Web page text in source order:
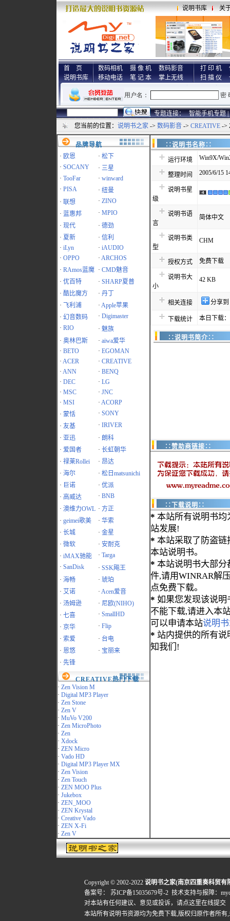
说明书库 关
首 页
说明书库
数码相机 摄 像 机
数码影音
移动电话
笔 记 本 掌上无线
打 印 机
扫 描 仪
专题连接： 智能手机专题 |
您当前的位置： 说明书之家 -> 数码影音 -> CREATIVE ->
品牌导航
· 欧恩 · 松下
· SOCANY · 三星
· TooFar · winward
· PISA · 纽曼
· 联想 · ZINO
· 蓝惠邦 · MPIO
· 现代 · 德劲
· 夏新 · 信利
· iLyn · iAUDIO
· OPPO · ARCHOS
· RAmos蓝魔 · CMD魅音
· 优百特 · SHARP夏普
· 酷比魔方 · 丹丁
·
飞利浦 · Apple苹果
· 幻音数码 · Digimaster
· RIO · 魅族
· 奥林巴斯 · aiwa爱华
· BETO · EGOMAN
· ACER · CREATIVE
· ANN · BENQ
· DEC · LG
· MSC · JNC
· MSI · ACORP
· 蒙恬 · SONY
· 友基 · IRIVER
· 亚迅 · 朗科
· 爱国者 · 长虹朝华
· 禄莱Rollei · 昂达
· 海尔 · 松日matsunichi
· 巨诺 · 优派
· 高威达 · BNB
· 澳维力OWL · 方正
· geimei歌美 · 华索
· 长城 · 金星
· 微软 · 安耐克
· iMAX驰能 · Targa
· SanDisk · SSK飚王
· 海畅 · 琥珀
· 艾诺 · Acen爱音
· 汤姆逊 · 尼欧(NIHO)
· 七喜 · SmallHD
· 京华 · Flip
· 索爱 · 台电
· 恩悠 · 宝丽来
· 先锋
CREATIVE热门下载
· Zen Vision M
· Digital MP3 Player
· Zen Stone
· Zen V
· MuVo V200
· Zen MicroPhoto
· Zen
· Xdock
· ZEN Micro
· Vado HD
· Digital MP3 Player MX
· Zen Vision
· Zen Touch
· ZEN MOO Plus
· Jukebox
· ZEN_MOO
· ZEN Krystal
· Creative Vado
· ZEN X-Fi
· Zen V
∷说明书名
运行环境 Win9X/
整理时间 2005/6/15
说明书星
级
说明书语
言
简体中文
说明书类
型
CHM
授权方式 免费下载
说明书大
小
42 KB
相关连接 分享
下载统计 本日下载
∷说明书简介∷
∷赞助商链接∷
∷下载说明∷
* 本站所有说明书均
站发展!
* 本站采取了防盗链
本站说明书。
* 本站说明书大部分
件,请用WINRAR解
点免费下载。
* 如果您发现该说明
不能下载,请进入本
可以申请本站说明
* 站内提供的所有
知我们!
Copyright © 2002-2022 说明书之家(南京四重奏科贸有
备案号：
苏ICP备15035679号-2 技术支持与报障：
对本站有任何建议、意见或投诉， 请点这里在线提交
本站所有说明书资源均为免费下载,版权归原作者所